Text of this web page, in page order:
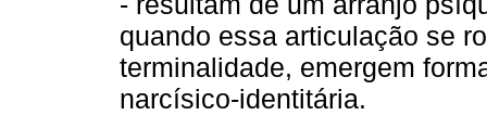
quando essa articulação se
terminalidade, emergem
narcísico-identitária.